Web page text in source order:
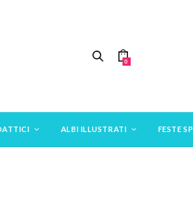
0
ALBI ILLUSTRATI FESTE